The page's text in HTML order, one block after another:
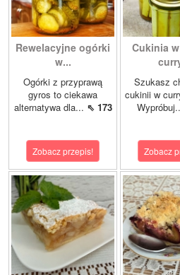
Rewelacyjne ogórki
w...
Ogórki z przyprawą
gyros to ciekawa
alternatywa dla... ⇖ 173
Zobacz przepis!
Cukinia
Szukasz
cukinii w
Zobacz